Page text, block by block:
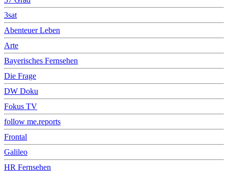
3sat
Abenteuer Leben
Arte
Bayerisches Fernsehen
Die Frage
DW Doku
Fokus TV
follow me.reports
Frontal
Galileo
HR Fernsehen